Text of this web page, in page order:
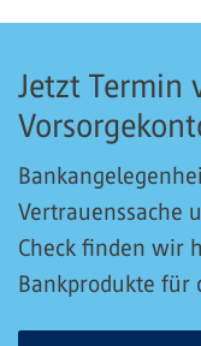
Jetzt Termin
Vertrauenssache
Check finden wir
Bankprodukte für